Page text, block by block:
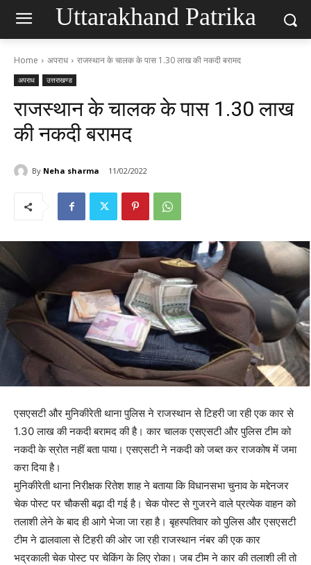
Uttarakhand Patrika
Home अपराध राजस्थान के चालक के पास 1.30 लाख की नकदी बरामद
अपराध उत्तराखण्ड
राजस्थान के चालक के पास 1.30 लाख
की नकदी बरामद
By Neha sharma 11/02/2022
एसएसटी और मुनिकीरेती थाना पुलिस ने राजस्थान से टिहरी जा रही एक कार से
1.30 लाख की नकदी बरामद की है। कार चालक एसएसटी और पुलिस टीम को
नकदी के स्रोत नहीं बता पाया। एसएसटी ने नकदी को जब्त कर राजकोष में जमा
करा दिया है।
मुनिकीरेती थाना निरीक्षक रितेश शाह ने बताया कि विधानसभा चुनाव के मद्देनजर
चेक पोस्ट पर चौकसी बढ़ा दी गई है। चेक पोस्ट से गुजरने वाले प्रत्येक वाहन को
तलाशी लेने के बाद ही आगे भेजा जा रहा है। बृहस्पतिवार को पुलिस और एसएसटी
टीम ने ढालवाला से टिहरी की ओर जा रही राजस्थान नंबर की एक कार
भद्रकाली चेक पोस्ट पर चेकिंग के लिए रोका। जब टीम ने कार की तलाशी ली तो